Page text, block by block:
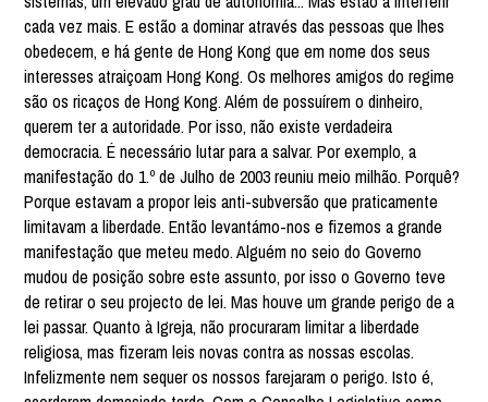
cada vez mais. E estão a dominar através das pessoas que lhes
obedecem, e há gente de Hong Kong que em nome dos seus
interesses atraiçoam Hong Kong. Os melhores amigos do regime
são os ricaços de Hong Kong. Além de possuírem o dinheiro,
querem ter a autoridade. Por isso, não existe verdadeira
democracia. É necessário lutar para a salvar. Por exemplo, a
manifestação do 1.º de Julho de 2003 reuniu meio milhão. Porquê?
Porque estavam a propor leis anti-subversão que praticamente
limitavam a liberdade. Então levantámo-nos e fizemos a grande
manifestação que meteu medo. Alguém no seio do Governo
mudou de posição sobre este assunto, por isso o Governo teve
de retirar o seu projecto de lei. Mas houve um grande perigo de a
lei passar. Quanto à Igreja, não procuraram limitar a liberdade
religiosa, mas fizeram leis novas contra as nossas escolas.
Infelizmente nem sequer os nossos farejaram o perigo. Isto é,